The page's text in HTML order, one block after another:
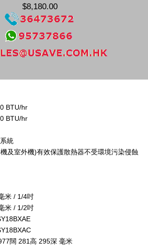
$8,180.00
BTU/hr
BTU/hr
統
及室外機)有效保護散熱器不受環境污染侵蝕
米 / 1/4吋
米 / 1/2吋
闊 281高 295深 毫米